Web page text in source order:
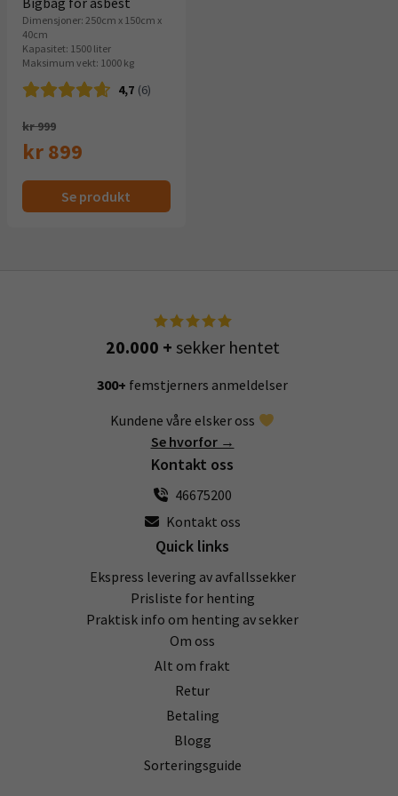
Dimensjoner: 250cm x 150cm x
40cm
Kapasitet: 1500 liter
Maksimum vekt: 1000 kg
4,7 (6)
kr 999Opprinnelig
pris
var:
999,-.
kr 899
Nåværende
pris Se produkt
20.000 + sekker hentet
300+ femstjerners anmeldelser
Kundene våre elsker oss
Se hvorfor →
Kontakt oss
46675200
Kontakt oss
Quick links
Ekspress levering av avfallssekker
Prisliste for henting
Praktisk info om henting av sekker
Om oss
Alt om frakt
Retur
Betaling
Blogg
Sorteringsguide